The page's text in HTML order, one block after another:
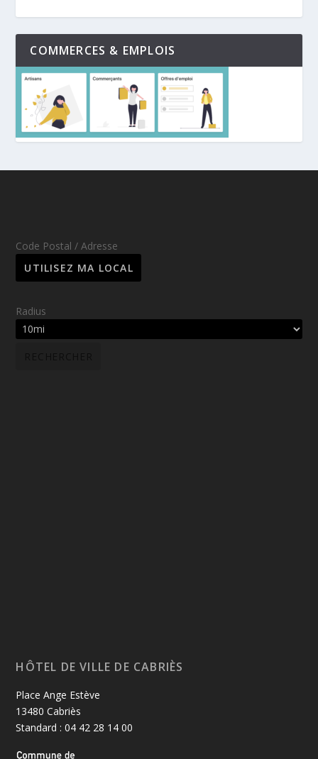
COMMERCES & EMPLOIS
Code Postal / Adresse
Radius
HÔTEL DE VILLE DE CABRIÈS
Place Ange Estève
13480 Cabriès
Standard : 04 42 28 14 00